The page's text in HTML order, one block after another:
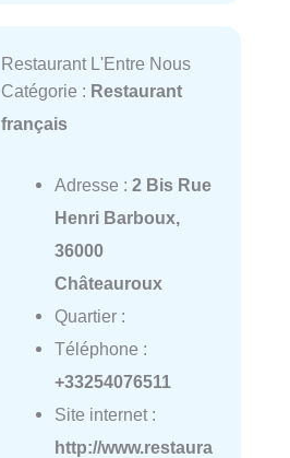
Restaurant L'Entre Nous
Catégorie : Restaurant
français
Adresse : 2 Bis Rue
Henri Barboux,
36000
Châteauroux
Quartier :
Téléphone :
+33254076511
Site internet :
http://www.restaura